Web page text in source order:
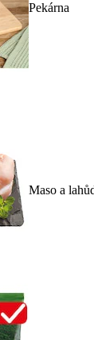
Pekárna
Maso a